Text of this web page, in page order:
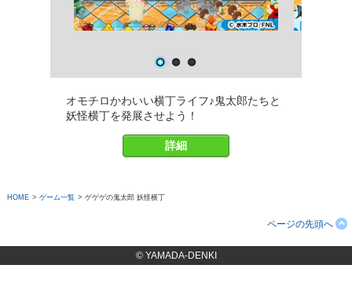
オモチロかわいい横丁ライフ♪鬼太郎たちと
妖怪横丁を発展させよう！
詳細
HOME > ゲーム一覧 > ゲゲゲの鬼太郎 妖怪横丁
ページの先頭へ
© YAMADA-DENKI